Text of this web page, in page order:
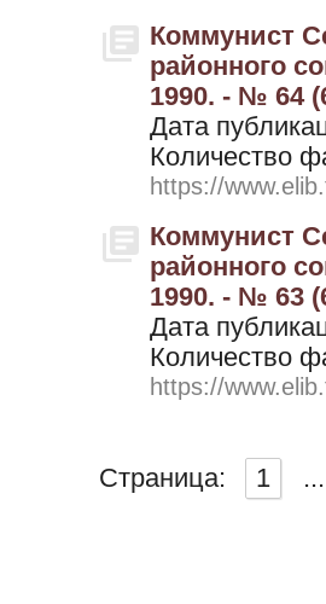
Коммунист
районного
1990. - № 64
Дата
Количество
https://
Коммунист
районного
1990. - № 63
Дата
Количество
https://
Страница: 1 ...